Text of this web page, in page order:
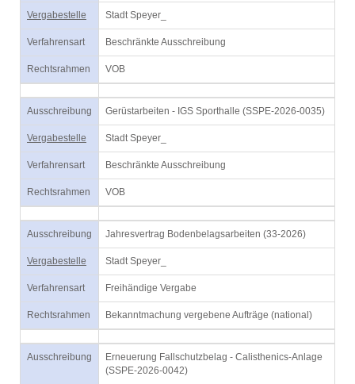
Vergabestelle Stadt Speyer_
Verfahrensart Beschränkte Ausschreibung
Rechtsrahmen VOB
Ausschreibung Gerüstarbeiten - IGS Sporthalle (SSPE-2026-0035)
Vergabestelle Stadt Speyer_
Verfahrensart Beschränkte Ausschreibung
Rechtsrahmen VOB
Ausschreibung Jahresvertrag Bodenbelagsarbeiten (33-2026)
Vergabestelle Stadt Speyer_
Verfahrensart Freihändige Vergabe
Rechtsrahmen Bekanntmachung vergebene Aufträge (national)
Ausschreibung
Erneuerung Fallschutzbelag - Calisthenics-Anlage
(SSPE-2026-0042)